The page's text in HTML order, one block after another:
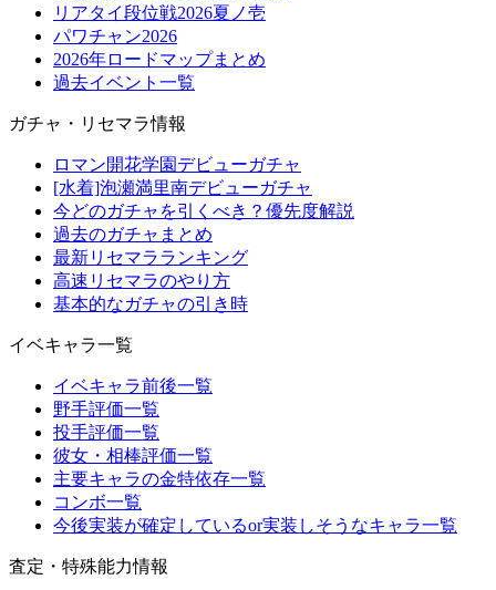
リアタイ段位戦2026夏ノ壱
パワチャン2026
2026年ロードマップまとめ
過去イベント一覧
ガチャ・リセマラ情報
ロマン開花学園デビューガチャ
[水着]泡瀬満里南デビューガチャ
今どのガチャを引くべき？優先度解説
過去のガチャまとめ
最新リセマラランキング
高速リセマラのやり方
基本的なガチャの引き時
イベキャラ一覧
イベキャラ前後一覧
野手評価一覧
投手評価一覧
彼女・相棒評価一覧
主要キャラの金特依存一覧
コンボ一覧
今後実装が確定しているor実装しそうなキャラ一覧
査定・特殊能力情報